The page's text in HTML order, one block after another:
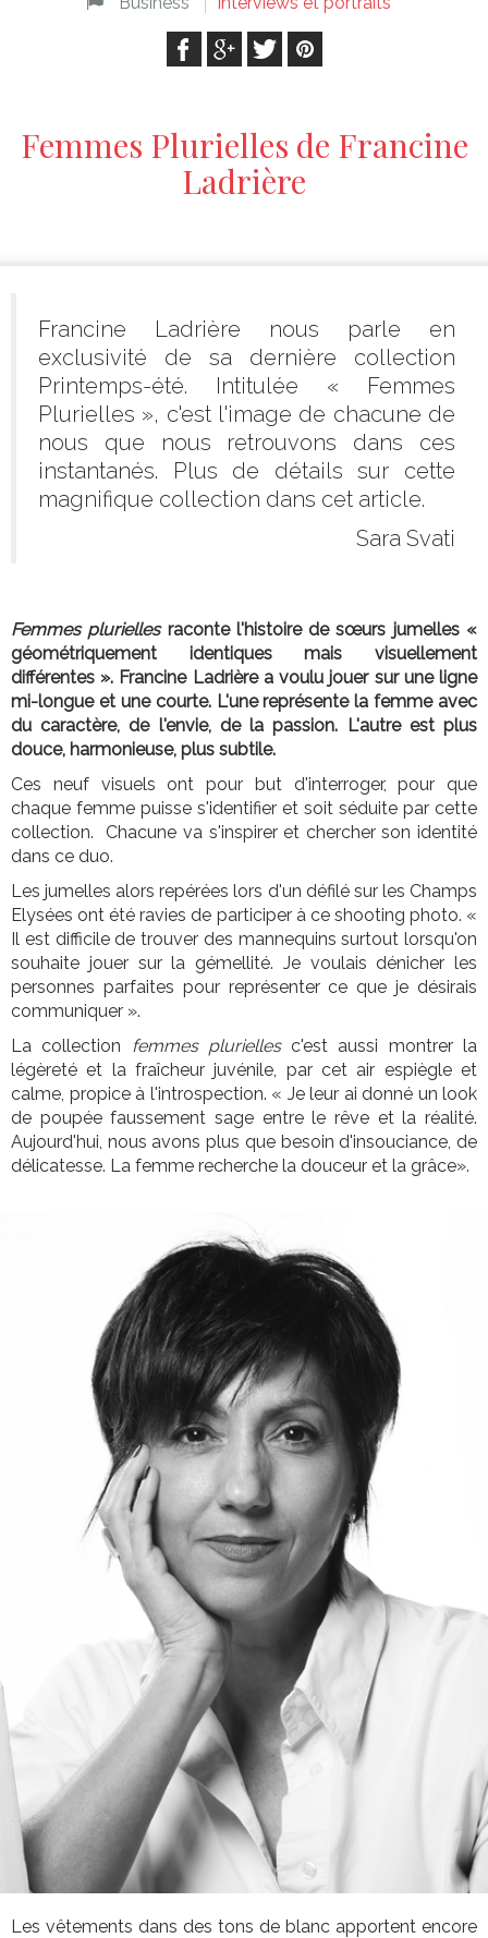
Femmes Plurielles de Francine
Ladrière
Francine Ladrière nous parle en
exclusivité de sa dernière collection
Printemps-été. Intitulée « Femmes
Plurielles », c'est l'image de chacune de
nous que nous retrouvons dans ces
instantanés. Plus de détails sur cette
magnifique collection dans cet article.
Sara Svati
Femmes plurielles raconte l'histoire de sœurs jumelles «
géométriquement identiques mais visuellement
différentes ». Francine Ladrière a voulu jouer sur une ligne
mi-longue et une courte. L'une représente la femme avec
du caractère, de l'envie, de la passion. L'autre est plus
douce, harmonieuse, plus subtile.
Ces neuf visuels ont pour but d'interroger, pour que
chaque femme puisse s'identifier et soit séduite par cette
collection. Chacune va s'inspirer et chercher son identité
dans ce duo.
Les jumelles alors repérées lors d'un défilé sur les Champs
Elysées ont été ravies de participer à ce shooting photo. «
Il est difficile de trouver des mannequins surtout lorsqu'on
souhaite jouer sur la gémellité. Je voulais dénicher les
personnes parfaites pour représenter ce que je désirais
communiquer ».
La collection femmes pluriellesc'est aussi montrer la
légèreté et la fraîcheur juvénile, par cet air espiègle et
calme, propice à l'introspection. « Je leur ai donné un look
de poupée faussement sage entre le rêve et la réalité.
Aujourd'hui, nous avons plus que besoin d'insouciance, de
délicatesse. La femme recherche la douceur et la grâce».
Les vêtements dans des tons de blanc apportent encore